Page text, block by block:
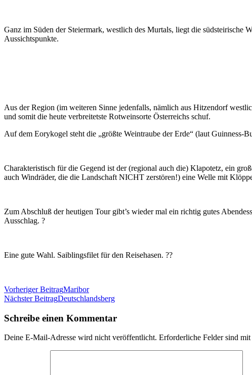
Ganz im Süden der Steiermark, westlich des Murtals, liegt die südsteirische
Aussichtspunkte.
Aus der Region (im weiteren Sinne jedenfalls, nämlich aus Hitzendorf
und somit die heute verbreitetste Rotweinsorte Österreichs schuf.
Auf dem Eorykogel steht die „größte Weintraube der Erde“ (laut Guinness-
Charakteristisch für die Gegend ist der (regional auch die) Klapotetz, ein
auch Windräder, die die Landschaft NICHT zerstören!) eine Welle mit
Zum Abschluß der heutigen Tour gibt’s wieder mal ein richtig gutes
Ausschlag. ?
Eine gute Wahl. Saiblingsfilet für den Reisehasen. ??
Beitragsnavigation
Vorheriger BeitragMaribor
Nächster BeitragDeutschlandsberg
Schreibe einen Kommentar
Deine E-Mail-Adresse wird nicht veröffentlicht. Erforderliche Felder sind mit